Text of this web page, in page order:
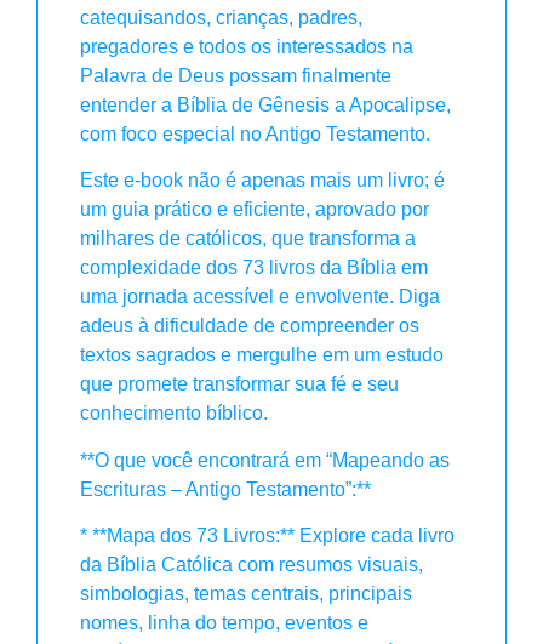
catequisandos, crianças, padres,
pregadores e todos os interessados na
Palavra de Deus possam finalmente
entender a Bíblia de Gênesis a Apocalipse,
com foco especial no Antigo Testamento.
Este e-book não é apenas mais um livro; é
um guia prático e eficiente, aprovado por
milhares de católicos, que transforma a
complexidade dos 73 livros da Bíblia em
uma jornada acessível e envolvente. Diga
adeus à dificuldade de compreender os
textos sagrados e mergulhe em um estudo
que promete transformar sua fé e seu
conhecimento bíblico.
**O que você encontrará em “Mapeando as
Escrituras – Antigo Testamento”:**
* **Mapa dos 73 Livros:** Explore cada livro
da Bíblia Católica com resumos visuais,
simbologias, temas centrais, principais
nomes, linha do tempo, eventos e